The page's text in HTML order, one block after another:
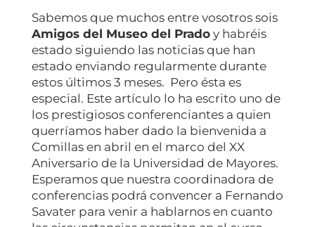
Sabemos que muchos entre vosotros sois
Amigos del Museo del Pradoy habréis
estado siguiendo las noticias que han
estado enviando regularmente durante
estos últimos 3 meses. Pero ésta es
especial. Este artículo lo ha escrito uno de
los prestigiosos conferenciantes a quien
querríamos haber dado la bienvenida a
Comillas en abril en el marco del XX
Aniversario de la Universidad de Mayores.
Esperamos que nuestra coordinadora de
conferencias podrá convencer a Fernando
Savater para venir a hablarnos en cuanto